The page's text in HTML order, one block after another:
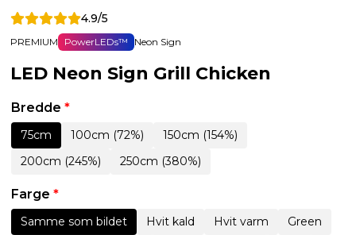
4.9/5
PREMIUM PowerLEDs™ Neon Sign
LED Neon Sign Grill Chicken
Bredde *
75cm 100cm (72%)
150cm (154%)
200cm (245%)
250cm (380%)
Farge *
Samme som bildet Hvit kald Hvit varm
Green